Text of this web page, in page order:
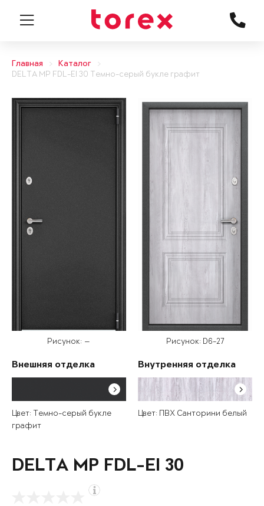
Главная
Каталог
DELTA MP FDL-EI 30 Темно-серый букле графит
Рисунок: —
Внешняя отделка
Цвет: Темно-серый букле
графит
Рисунок: D6-27
Внутренняя отделка
Цвет: ПВХ Санторини белый
DELTA MP FDL-EI 30